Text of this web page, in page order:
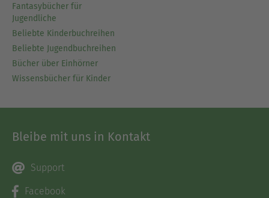
Fantasybücher für
Jugendliche
Beliebte Kinderbuchreihen
Beliebte Jugendbuchreihen
Bücher über Einhörner
Wissensbücher für Kinder
Bleibe mit uns in Kontakt
Support
Facebook